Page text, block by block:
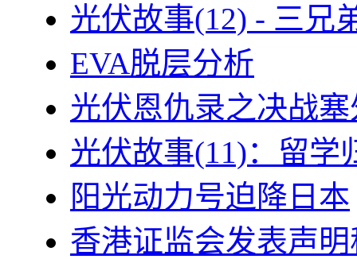
光伏故事(12) - 三兄
EVA脱层分析
光伏恩仇录之决战
光伏故事(11)：留学
阳光动力号迫降日本
香港证监会发表声